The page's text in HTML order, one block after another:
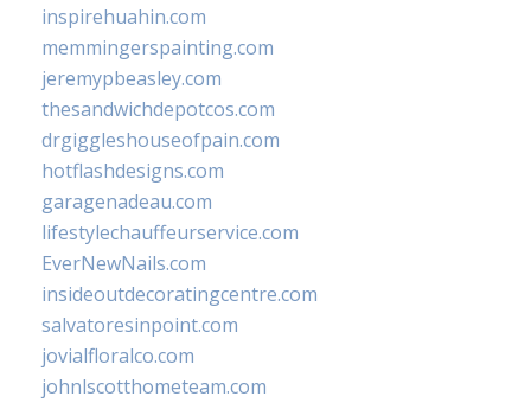
inspirehuahin.com
memmingerspainting.com
jeremypbeasley.com
thesandwichdepotcos.com
drgiggleshouseofpain.com
hotflashdesigns.com
garagenadeau.com
lifestylechauffeurservice.com
EverNewNails.com
insideoutdecoratingcentre.com
salvatoresinpoint.com
jovialfloralco.com
johnlscotthometeam.com